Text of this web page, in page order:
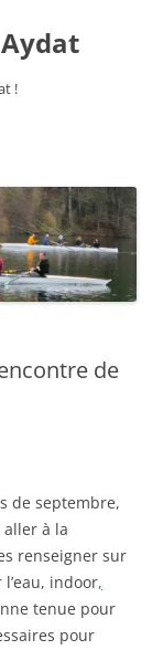
!
de
de septembre,
aller à la
renseigner sur
indoor,
tenue pour
pour